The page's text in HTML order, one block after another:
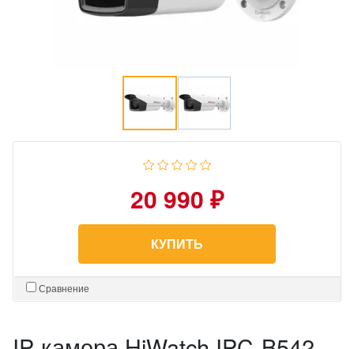
20 990 ₽
КУПИТЬ
Сравнение